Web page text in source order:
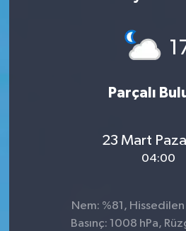
Parçalı
23 Mart
04:00
Nem: %81, Hissedilen
Basınç: 1008 hPa,
SİVİL TOPLUM
SOSYAL YAŞAM